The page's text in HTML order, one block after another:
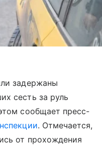
задержаны
сесть за руль
сообщает пресс-
. Отмечается,
от прохождения